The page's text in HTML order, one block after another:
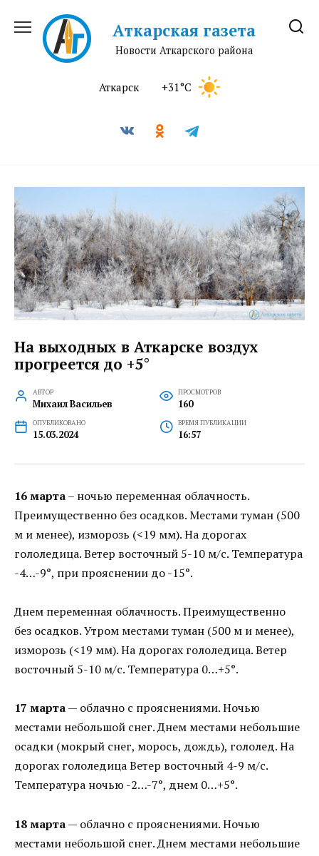
содержанию
Аткарская газета
Новости Аткарского района
Аткарск +31°C
На выходных в Аткарске воздух
прогреется до +5°
АВТОР
Михаил Васильев
ПРОСМОТРОВ
160
ОПУБЛИКОВАНО
15.03.2024
ВРЕМЯ ПУБЛИКАЦИИ
16:57
16 марта– ночью переменная облачность.
Преимущественно без осадков. Местами туман (500
м и менее), изморозь (<19 мм). На дорогах
гололедица. Ветер восточный 5-10 м/с. Температура
-4…-9°, при прояснении до -15°.
Днем переменная облачность. Преимущественно
без осадков. Утром местами туман (500 м и менее),
изморозь (<19 мм). На дорогах гололедица. Ветер
восточный 5-10 м/с. Температура 0…+5°.
17 марта— облачно с прояснениями. Ночью
местами небольшой снег. Днем местами небольшие
осадки (мокрый снег, морось, дождь), гололед. На
дорогах гололедица Ветер восточный 4-9 м/с.
Температура ночью -2…-7°, днем 0…+5°.
18 марта— облачно с прояснениями. Ночью
местами небольшой снег. Днем местами небольшие